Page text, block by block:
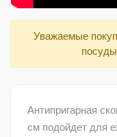
Уважаемые
Антипригарная
см подойдет для